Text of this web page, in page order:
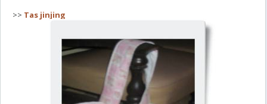
>> Tas jinjing